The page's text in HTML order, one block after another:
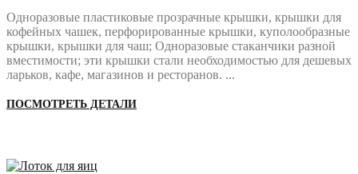
Одноразовые пластиковые прозрачные крышки, крышки для
кофейных чашек, перфорированные крышки, куполообразные
крышки, крышки для чаш; Одноразовые стаканчики разной
вместимости; эти крышки стали необходимостью для дешевых
ларьков, кафе, магазинов и ресторанов. ...
ПОСМОТРЕТЬ ДЕТАЛИ